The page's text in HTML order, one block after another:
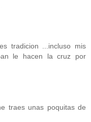
tradicion ...incluso mis
le hacen la cruz por
traes unas poquitas de